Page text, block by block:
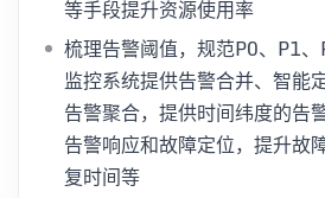
等手段提升资源使用率
梳理告警阈值，规范P0、P1、
监控系统提供告警合并、智能
告警聚合，提供时间纬度的告
告警响应和故障定位，提升故
复时间等